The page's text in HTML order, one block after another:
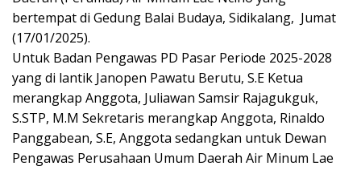
bertempat di Gedung Balai Budaya, Sidikalang, Jumat
(17/01/2025).
Untuk Badan Pengawas PD Pasar Periode 2025-2028
yang di lantik Janopen Pawatu Berutu, S.E Ketua
merangkap Anggota, Juliawan Samsir Rajagukguk,
S.STP, M.M Sekretaris merangkap Anggota, Rinaldo
Panggabean, S.E, Anggota sedangkan untuk Dewan
Pengawas Perusahaan Umum Daerah Air Minum Lae